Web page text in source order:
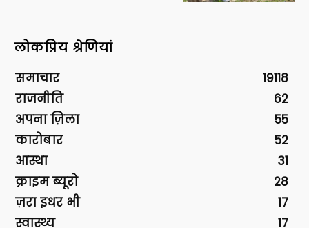
लोकप्रिय श्रेणियां
समाचार
19118
राजनीति
62
अपना ज़िला
55
कारोबार
52
आस्था
31
क्राइम ब्यूरो
28
ज़रा इधर भी
17
स्वास्थ्य
17